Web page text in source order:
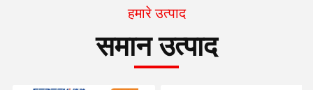
हमारे उत्पाद
समान उत्पाद